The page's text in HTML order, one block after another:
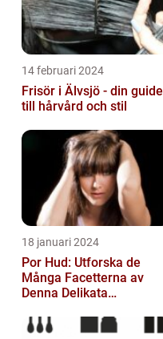
14 februari 2024
Frisör i Älvsjö - din guide
till hårvård och stil
18 januari 2024
Por Hud: Utforska de
Många Facetterna av
Denna Delikata
Matarvärlden